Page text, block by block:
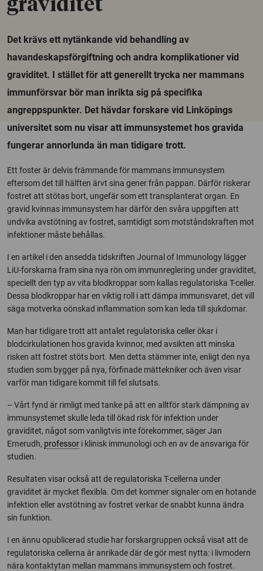
graviditet
Det krävs ett nytänkande vid behandling av
havandeskapsförgiftning och andra komplikationer vid
graviditet. I stället för att generellt trycka ner mammans
immunförsvar bör man inrikta sig på specifika
angreppspunkter. Det hävdar forskare vid Linköpings
universitet som nu visar att immunsystemet hos gravida
fungerar annorlunda än man tidigare trott.
Ett foster är delvis främmande för mammans immunsystem
eftersom det till hälften ärvt sina gener från pappan. Därför riskerar
fostret att stötas bort, ungefär som ett transplanterat organ. En
gravid kvinnas immunsystem har därför den svåra uppgiften att
undvika avstötning av fostret, samtidigt som motståndskraften mot
infektioner måste behållas.
I en artikel i den ansedda tidskriften Journal of Immunology lägger
LiU-forskarna fram sina nya rön om immunreglering under graviditet,
speciellt den typ av vita blodkroppar som kallas regulatoriska T-celler.
Dessa blodkroppar har en viktig roll i att dämpa immunsvaret, det vill
säga motverka oönskad inflammation som kan leda till sjukdomar.
Man har tidigare trott att antalet regulatoriska celler ökar i
blodcirkulationen hos gravida kvinnor, med avsikten att minska
risken att fostret stöts bort. Men detta stämmer inte, enligt den nya
studien som bygger på nya, förfinade mättekniker och även visar
varför man tidigare kommit till fel slutsats.
– Vårt fynd är rimligt med tanke på att en alltför stark dämpning av
immunsystemet skulle leda till ökad risk för infektion under
graviditet, något som vanligtvis inte förekommer, säger Jan
Ernerudh, professor i klinisk immunologi och en av de ansvariga för
studien.
Resultaten visar också att de regulatoriska T-cellerna under
graviditet är mycket flexibla. Om det kommer signaler om en hotande
infektion eller avstötning av fostret verkar de snabbt kunna ändra
sin funktion.
I en ännu opublicerad studie har forskargruppen också visat att de
regulatoriska cellerna är anrikade där de gör mest nytta: i livmodern
nära kontaktytan mellan mammans immunsystem och fostret.